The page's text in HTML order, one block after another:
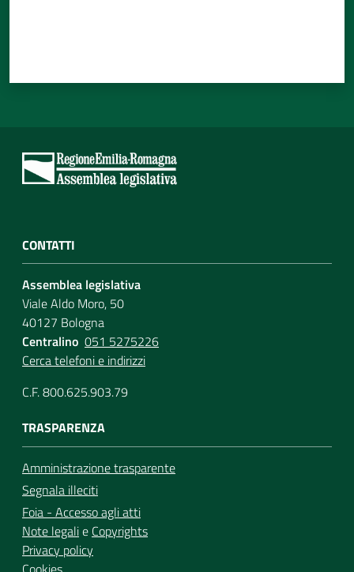
CONTATTI
Assemblea legislativa
Viale Aldo Moro, 50
40127 Bologna
Centralino 051 5275226
Cerca telefoni e indirizzi
C.F. 800.625.903.79
TRASPARENZA
Amministrazione trasparente
Segnala illeciti
Foia - Accesso agli atti
Note legalie Copyrights
Privacy policy